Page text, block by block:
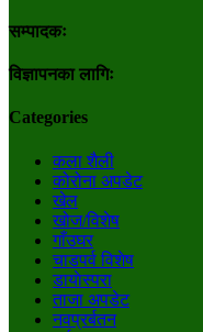
सम्पादकः
विज्ञापनका लागिः
Categories
कला शैली
कोरोना अपडेट
खेल
खोज/विशेष
गाँउघर
चाडपर्व विशेष
डायाेस्परा
ताजा अपडेट
नवप्रर्बतन